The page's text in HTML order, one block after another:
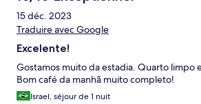
15 déc. 2023
Traduire avec Google
Excelente!
Gostamos muito da estadia. Quarto limpo
Bom café da manhã muito completo!
Israel, séjour de 1 nuit